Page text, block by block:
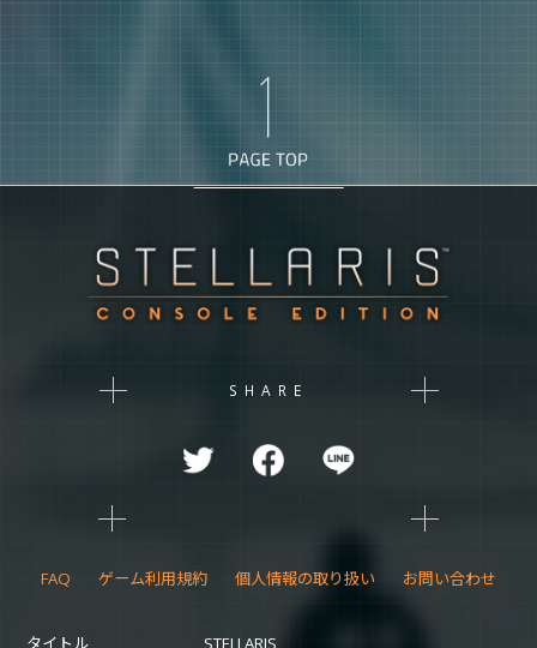
SHARE
FAQ ゲーム利用規約 個人情報の取り扱い お問い合わせ
タイトル STELLARIS